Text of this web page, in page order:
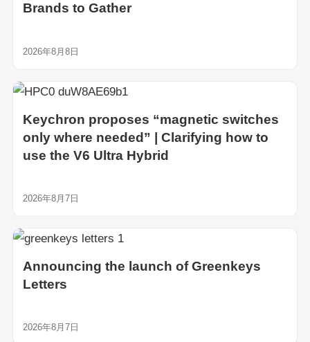
Brands to Gather
2026年8月8日
Keychron proposes “magnetic switches
only where needed” | Clarifying how to
use the V6 Ultra Hybrid
2026年8月7日
Announcing the launch of Greenkeys
Letters
2026年8月7日